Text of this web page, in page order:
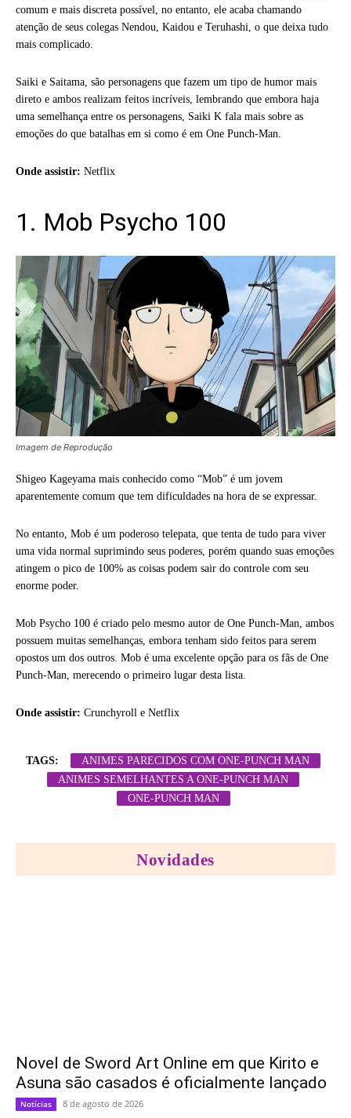
comum e mais discreta possível, no entanto, ele acaba chamando
atenção de seus colegas Nendou, Kaidou e Teruhashi, o que deixa tudo
mais complicado.
Saiki e Saitama, são personagens que fazem um tipo de humor mais
direto e ambos realizam feitos incríveis, lembrando que embora haja
uma semelhança entre os personagens, Saiki K fala mais sobre as
emoções do que batalhas em si como é em One Punch-Man.
Onde assistir: Netflix
1. Mob Psycho 100
Imagem de Reprodução
Shigeo Kageyama mais conhecido como “Mob” é um jovem
aparentemente comum que tem dificuldades na hora de se expressar.
No entanto, Mob é um poderoso telepata, que tenta de tudo para viver
uma vida normal suprimindo seus poderes, porém quando suas emoções
atingem o pico de 100% as coisas podem sair do controle com seu
enorme poder.
Mob Psycho 100 é criado pelo mesmo autor de One Punch-Man, ambos
possuem muitas semelhanças, embora tenham sido feitos para serem
opostos um dos outros. Mob é uma excelente opção para os fãs de One
Punch-Man, merecendo o primeiro lugar desta lista.
Onde assistir: Crunchyroll e Netflix
TAGS:
ANIMES PARECIDOS COM ONE-PUNCH MAN
ANIMES SEMELHANTES A ONE-PUNCH MAN
ONE-PUNCH MAN
Novidades
Novel de Sword Art Online em que Kirito e
Asuna são casados é oficialmente lançado
Notícias 8 de agosto de 2026